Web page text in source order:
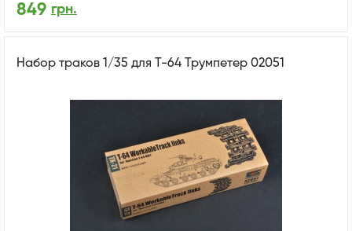
849 грн.
Набор траков 1/35 для Т-64 Трумпетер 02051